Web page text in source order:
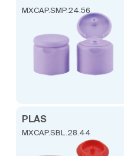
MXCAP.SMP.24.56
PLAS
MXCAP.SBL.28.44